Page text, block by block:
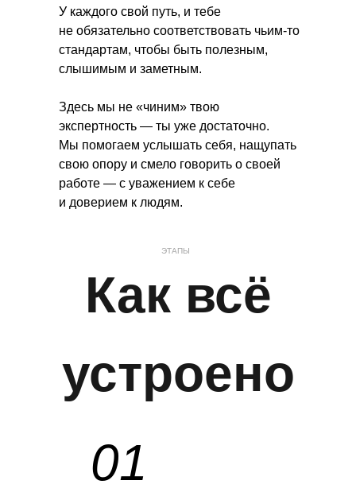
У каждого свой путь, и тебе
не обязательно соответствовать чьим-то
стандартам, чтобы быть полезным,
слышимым и заметным.
Здесь мы не «чиним» твою
экспертность — ты уже достаточно.
Мы помогаем услышать себя, нащупать
свою опору и смело говорить о своей
работе — с уважением к себе
и доверием к людям.
ЭТАПЫ
Как всё
устроено
01